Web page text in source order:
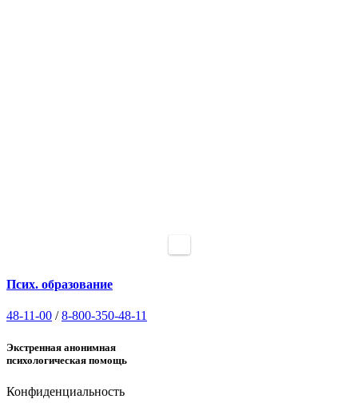
Псих. образование
48-11-00 /8-800-350-48-11
Экстренная анонимная
психологическая помощь
Конфиденциальность